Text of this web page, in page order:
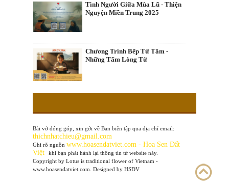
Tình Người Giữa Mùa Lũ - Thiện
Nguyện Miền Trung 2025
Chương Trình Bếp Từ Tâm -
Những Tấm Lòng Từ
Bài vở đóng góp, xin gởi về Ban biên tập qua địa chỉ email:
thichnhatchieu@gmail.com
Ghi rõ nguồn www.hoasendatviet.com - Hoa Sen Đất
Việt
khi bạn phát hành lại thông tin từ website này.
Copyright by Lotus is traditional flower of Vietnam -
www.hoasendatviet.com. Designed by HSĐV